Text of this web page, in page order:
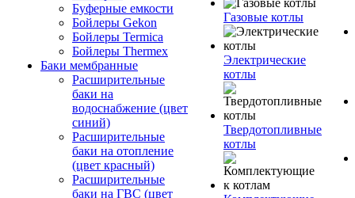
Буферные емкости
Бойлеры Gekon
Бойлеры Termica
Бойлеры Thermex
Баки мембранные
Расширительные
баки на
водоснабжение (цвет
синий)
Расширительные
баки на отопление
(цвет красный)
Расширительные
баки на ГВС (цвет
Газовые котлы
Электрические
котлы
Твердотопливные
котлы